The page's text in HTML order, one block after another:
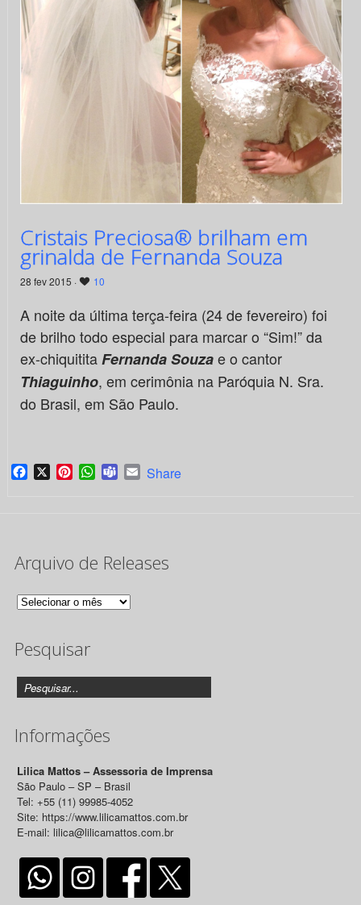
Cristais Preciosa® brilham em
grinalda de Fernanda Souza
28 fev 2015 · 10
A noite da última terça-feira (24 de fevereiro) foi
de brilho todo especial para marcar o “Sim!” da
ex-chiquititaFernanda Souzae o cantor
Thiaguinho, em cerimônia na Paróquia N. Sra.
do Brasil, em São Paulo.
Facebook
X PinterestWhatsApp
TeamsEmail
Share
Arquivo de Releases
Arquivo
Releases
Pesquisar
Informações
Lilica Mattos – Assessoria de Imprensa
São Paulo – SP – Brasil
Tel: +55 (11) 99985-4052
Site: https://www.lilicamattos.com.br
E-mail: lilica@lilicamattos.com.br